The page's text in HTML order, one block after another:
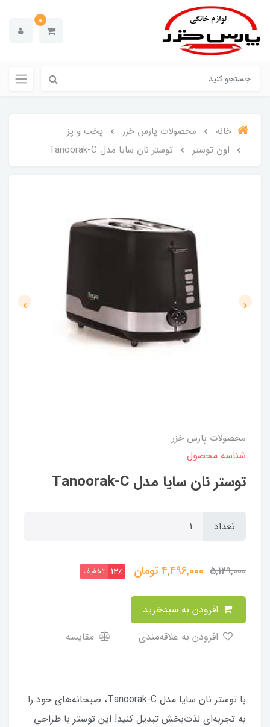
0
خانه محصولات پارس خزر
پخت و پز
اون توستر
توستر نان سایا مدل Tanoorak-C
محصولات پارس خزر
شناسه محصول :
توستر نان سایا مدل Tanoorak-C
تعداد
5,129,000
4,496,000تومان 13٪ تخفیف
مقایسه
با توستر نان سایا مدل Tanoorak-C، صبحانه‌های خود را
به تجربه‌ای لذت‌بخش تبدیل کنید! این توستر با طراحی